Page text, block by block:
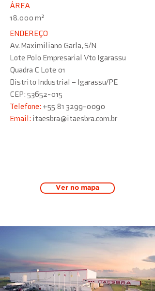
ÁREA
18.000 m²
ENDEREÇO
Av. Maximiliano Garla, S/N
Lote Polo Empresarial Vto Igarassu
Quadra C Lote 01
Distrito Industrial – Igarassu/PE
CEP: 53652-015
Telefone: +55 81 3299-0090
Email: itaesbra@itaesbra.com.br
Ver no mapa